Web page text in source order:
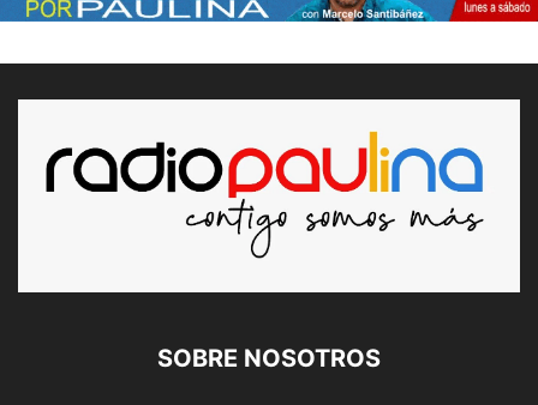
SOBRE NOSOTROS